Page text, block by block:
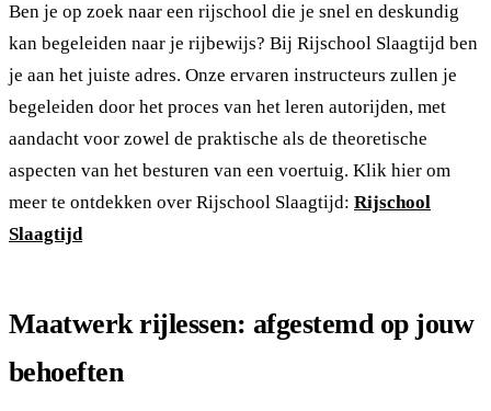
Ben je op zoek naar een rijschool die je snel en deskundig
kan begeleiden naar je rijbewijs? Bij Rijschool Slaagtijd ben
je aan het juiste adres. Onze ervaren instructeurs zullen je
begeleiden door het proces van het leren autorijden, met
aandacht voor zowel de praktische als de theoretische
aspecten van het besturen van een voertuig. Klik hier om
meer te ontdekken over Rijschool Slaagtijd: Rijschool
Slaagtijd
Maatwerk rijlessen: afgestemd op jouw
behoeften